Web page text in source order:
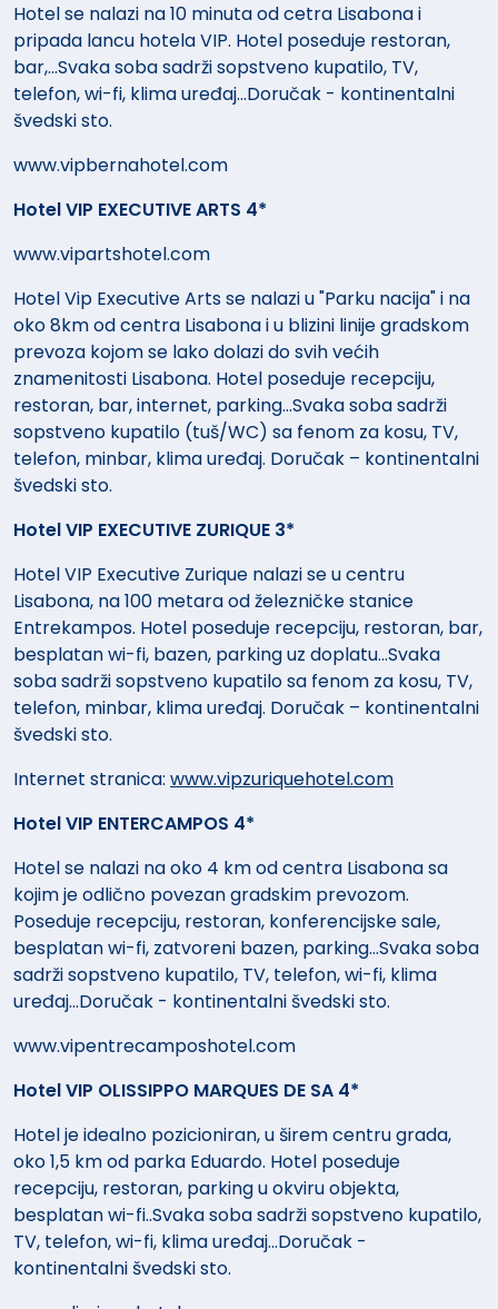
Hotel se nalazi na 10 minuta od cetra Lisabona i
pripada lancu hotela VIP. Hotel poseduje restoran,
bar,...Svaka soba sadrži sopstveno kupatilo, TV,
telefon, wi-fi, klima uređaj...Doručak - kontinentalni
švedski sto.
www.vipbernahotel.com
Hotel VIP EXECUTIVE ARTS 4*
www.vipartshotel.com
Hotel Vip Executive Arts se nalazi u "Parku nacija" i na
oko 8km od centra Lisabona i u blizini linije gradskom
prevoza kojom se lako dolazi do svih većih
znamenitosti Lisabona. Hotel poseduje recepciju,
restoran, bar, internet, parking...Svaka soba sadrži
sopstveno kupatilo (tuš/WC) sa fenom za kosu, TV,
telefon, minbar, klima uređaj. Doručak – kontinentalni
švedski sto.
Hotel VIP EXECUTIVE ZURIQUE 3*
Hotel VIP Executive Zurique nalazi se u centru
Lisabona, na 100 metara od železničke stanice
Entrekampos. Hotel poseduje recepciju, restoran, bar,
besplatan wi-fi, bazen, parking uz doplatu...Svaka
soba sadrži sopstveno kupatilo sa fenom za kosu, TV,
telefon, minbar, klima uređaj. Doručak – kontinentalni
švedski sto.
Internet stranica: www.vipzuriquehotel.com
Hotel VIP ENTERCAMPOS 4*
Hotel se nalazi na oko 4 km od centra Lisabona sa
kojim je odlično povezan gradskim prevozom.
Poseduje recepciju, restoran, konferencijske sale,
besplatan wi-fi, zatvoreni bazen, parking...Svaka soba
sadrži sopstveno kupatilo, TV, telefon, wi-fi, klima
uređaj...Doručak - kontinentalni švedski sto.
www.vipentrecamposhotel.com
Hotel VIP OLISSIPPO MARQUES DE SA 4*
Hotel je idealno pozicioniran, u širem centru grada,
oko 1,5 km od parka Eduardo. Hotel poseduje
recepciju, restoran, parking u okviru objekta,
besplatan wi-fi..Svaka soba sadrži sopstveno kupatilo,
TV, telefon, wi-fi, klima uređaj...Doručak -
kontinentalni švedski sto.